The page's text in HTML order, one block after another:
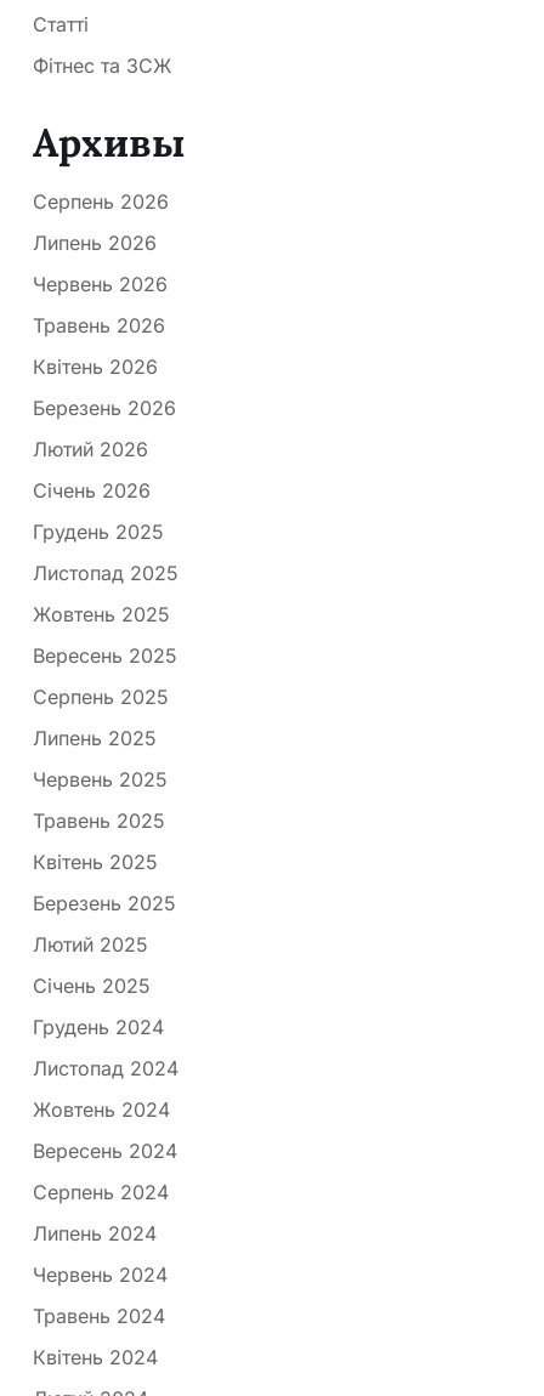
Статті
Фітнес та ЗСЖ
Архивы
Серпень 2026
Липень 2026
Червень 2026
Травень 2026
Квітень 2026
Березень 2026
Лютий 2026
Січень 2026
Грудень 2025
Листопад 2025
Жовтень 2025
Вересень 2025
Серпень 2025
Липень 2025
Червень 2025
Травень 2025
Квітень 2025
Березень 2025
Лютий 2025
Січень 2025
Грудень 2024
Листопад 2024
Жовтень 2024
Вересень 2024
Серпень 2024
Липень 2024
Червень 2024
Травень 2024
Квітень 2024